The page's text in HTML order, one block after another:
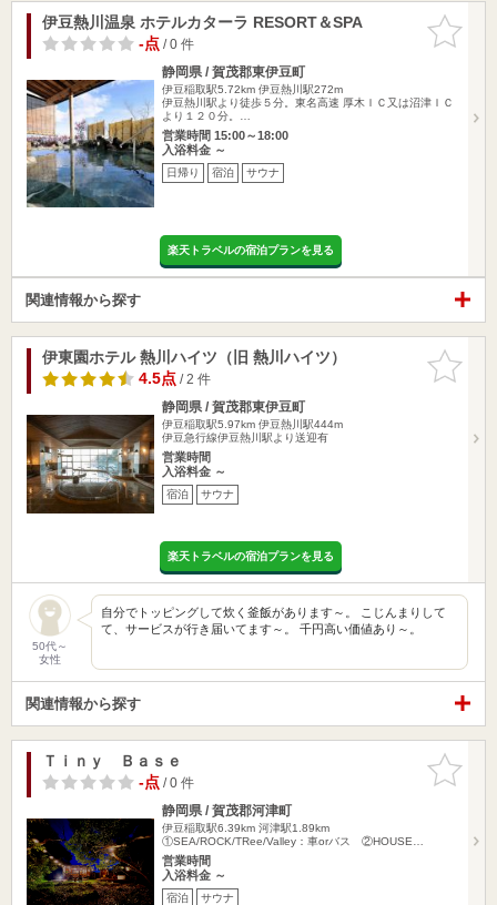
お気に入
りに追加
伊豆熱川温泉 ホテルカターラ RESORT＆SPA
-点/ 0 件
静岡県 / 賀茂郡東伊豆町
伊豆稲取駅5.72km 伊豆熱川駅272m
伊豆熱川駅より徒歩５分。東名高速 厚木ＩＣ又は沼津ＩＣ
より１２０分。…
営業時間 15:00～18:00
入浴料金 ～
日帰り 宿泊 サウナ
楽天トラベルの宿泊プランを見る
関連情報から探す
お気に入
りに追加
伊東園ホテル 熱川ハイツ（旧 熱川ハイツ）
4.5点/ 2 件
静岡県 / 賀茂郡東伊豆町
伊豆稲取駅5.97km 伊豆熱川駅444m
伊豆急行線伊豆熱川駅より送迎有
営業時間
入浴料金 ～
宿泊 サウナ
楽天トラベルの宿泊プランを見る
50代～
女性
自分でトッピングして炊く釜飯があります～。 こじんまりして
て、サービスが行き届いてます～。 千円高い価値あり～。
関連情報から探す
お気に入
りに追加
Ｔｉｎｙ Ｂａｓｅ
-点/ 0 件
静岡県 / 賀茂郡河津町
伊豆稲取駅6.39km 河津駅1.89km
①SEA/ROCK/TRee/Valley：車orバス ②HOUSE…
営業時間
入浴料金 ～
宿泊 サウナ